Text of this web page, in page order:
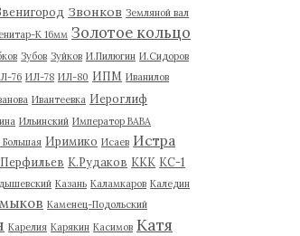
Звонков Земляной вал
К 16мм Золотое кольцо
Зубов Зуйков И.Пилюгин И.Сидоров
76 ИЛ-78 ИЛ-80 ИПМ Иванилов
Ивантеевка Иероглиф
Ильинский Император ВАВА
Иримико Исаев Истра
К.Рудаков ККК КС-1
Казань Каламкаров Каледин
Каменец-Подольский
Карелия Карякин Касимов Катя